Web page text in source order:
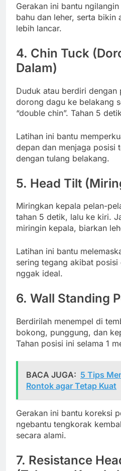
Gerakan ini bantu
bahu dan leher, serta bikin
lebih lancar.
4. Chin Tuck
Dalam)
Duduk atau berdiri dengan
dorong dagu ke belakang
“double chin”. Tahan 5
Latihan ini bantu
depan dan menjaga posisi
dengan tulang belakang.
5. Head Tilt
Miringkan kepala pelan-
tahan 5 detik, lalu ke kiri.
miringin kepala, biarkan
Latihan ini bantu
sering tegang akibat
nggak ideal.
6. Wall Standing
Berdirilah menempel di
bokong, punggung, dan
Tahan posisi ini selama 1
BACA JUGA: 5 Tips
Rontok agar Tetap Kuat
Gerakan ini bantu koreksi
ngebantu tengkorak
secara alami.
7. Resistance